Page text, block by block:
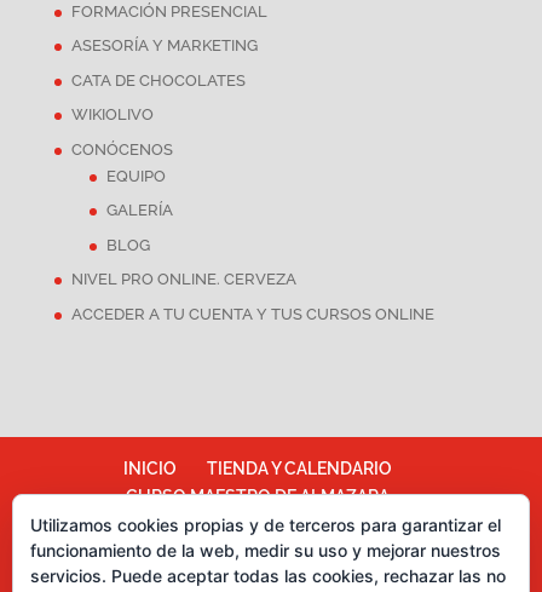
FORMACIÓN PRESENCIAL
ASESORÍA Y MARKETING
CATA DE CHOCOLATES
WIKIOLIVO
CONÓCENOS
EQUIPO
GALERÍA
BLOG
NIVEL PRO ONLINE. CERVEZA
ACCEDER A TU CUENTA Y TUS CURSOS ONLINE
INICIO
TIENDA Y CALENDARIO
CURSO MAESTRO DE ALMAZARA
ALMAZARA ESCUELA
TÉRMINOS Y CONDICIONES
Más información sobre las cookies
Utilizamos cookies propias y de terceros para garantizar el
funcionamiento de la web, medir su uso y mejorar nuestros
servicios. Puede aceptar todas las cookies, rechazar las no